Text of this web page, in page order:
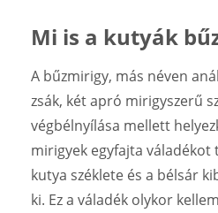
Mi is a kutyák
A bűzmirigy, más néven
zsák, két apró mirigyszerű
végbélnyílása mellett
mirigyek egyfajta váladékot
kutya széklete és a bélsár
ki. Ez a váladék olykor